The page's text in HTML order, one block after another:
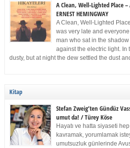
A Clean, Well-Lighted Place
ERNEST HEMINGWAY
A Clean, Well-Lighted
was very late and
man who sat in the
against the electric light. In
dusty, but at night the dew settled the dust
Kitap
Stefan Zweig’ten Gündüz
umut da! / Türey Köse
Hayatı ve hatta siyaseti
kavramak, yorumlamak
umutsuzluk günlerinde